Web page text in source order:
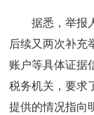
据悉，举报人
后续又两次补充
账户等具体证据
税务机关，要求
提供的情况指向